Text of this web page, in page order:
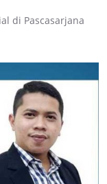
di Pascasarjana